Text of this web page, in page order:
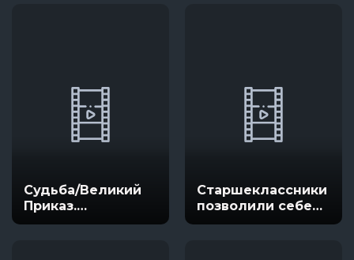
Судьба/Великий
Приказ.
Последний
Старшеклассники
позволили себе
жизнь в другом